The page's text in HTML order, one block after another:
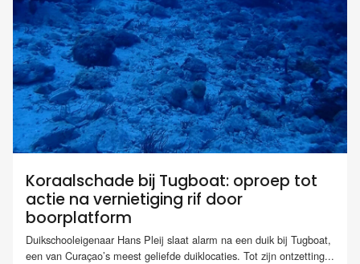
Koraalschade bij Tugboat: oproep tot
actie na vernietiging rif door
boorplatform
Duikschooleigenaar Hans Pleij slaat alarm na een duik bij Tugboat,
een van Curaçao’s meest geliefde duiklocaties. Tot zijn ontzetting...